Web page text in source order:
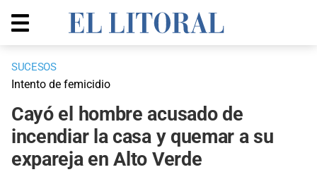
SUCESOS
Intento de femicidio
Cayó el hombre acusado de
incendiar la casa y quemar a su
expareja en Alto Verde